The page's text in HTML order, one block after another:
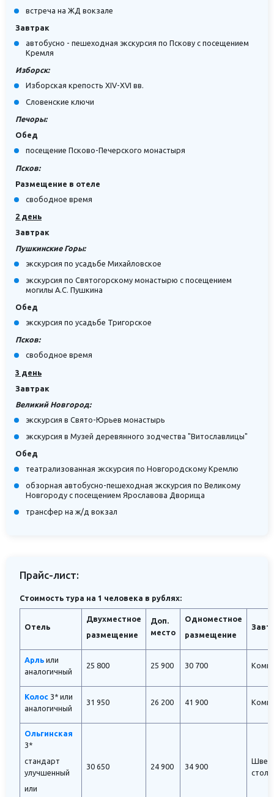
встреча на ЖД вокзале
Завтрак
автобусно - пешеходная экскурсия по Пскову с посещением
Кремля
Изборск:
Изборская крепость XIV-XVI вв.
Словенские ключи
Печоры:
Обед
посещение Псково-Печерского монастыря
Псков:
Размещение в отеле
свободное время
2 день
Завтрак
Пушкинские Горы:
экскурсия по усадьбе Михайловское
экскурсия по Святогорскому монастырю с посещением
могилы А.С. Пушкина
Обед
экскурсия по усадьбе Тригорское
Псков:
свободное время
3 день
Завтрак
Великий Новгород:
экскурсия в Свято-Юрьев монастырь
экскурсия в Музей деревянного зодчества "Витославлицы"
Обед
театрализованная экскурсия по Новгородскому Кремлю
обзорная автобусно-пешеходная экскурсия по Великому
Новгороду с посещением Ярославова Дворища
трансфер на ж/д вокзал
Прайс-лист:
Стоимость тура на 1 человека в рублях:
Отель
Двухместное
размещение
Доп.
место
Одноместное
размещение
Арль или
аналогичный
25 800 25 900 30 700
Колос 3* или
аналогичный
31 950 26 200 41 900
Ольгинская
3*
стандарт
улучшенный
или
30 650 24 900 34 900
стол